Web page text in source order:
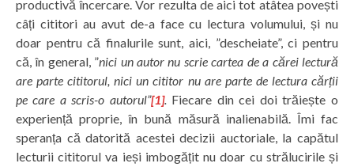
productivă încercare. Vor rezulta de aici tot atâtea povești
câți cititori au avut de-a face cu lectura volumului, și nu
doar pentru că finalurile sunt, aici, ”descheiate”, ci pentru
că, în general, ”nici un autor nu scrie cartea de a cărei lectură
are parte cititorul, nici un cititor nu are parte de lectura cărții
pe care a scris-o autorul”[1]. Fiecare din cei doi trăiește o
experiență proprie, în bună măsură inalienabilă. Îmi fac
speranța că datorită acestei decizii auctoriale, la capătul
lecturii cititorul va ieși imbogățit nu doar cu strălucirile și